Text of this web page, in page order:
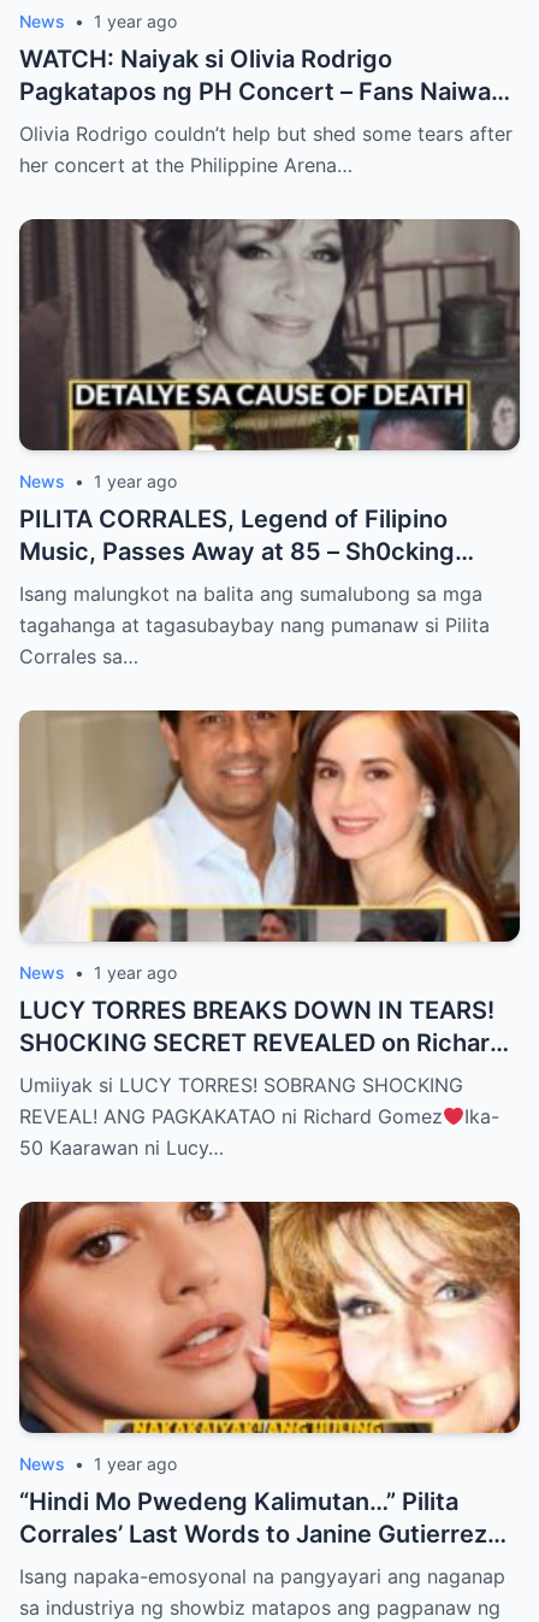
News • 1 year ago
WATCH: Naiyak si Olivia Rodrigo
Pagkatapos ng PH Concert – Fans Naiwan
sa Sh0ck ng Emosyonal na Video!
Olivia Rodrigo couldn’t help but shed some tears after
her concert at the Philippine Arena…
News • 1 year ago
PILITA CORRALES, Legend of Filipino
Music, Passes Away at 85 – Sh0cking
Cause of Death REVEALED!!
Isang malungkot na balita ang sumalubong sa mga
tagahanga at tagasubaybay nang pumanaw si Pilita
Corrales sa…
News • 1 year ago
LUCY TORRES BREAKS DOWN IN TEARS!
SH0CKING SECRET REVEALED on Richard
Gomez’s 50th Birthday – YOU WON’T
BELIEVE THE TRUTH! (WATCH THE
VIDEO!)
Umiiyak si LUCY TORRES! SOBRANG SHOCKING
REVEAL! ANG PAGKAKATAO ni Richard Gomez
Ika-
50 Kaarawan ni Lucy…
News • 1 year ago
“Hindi Mo Pwedeng Kalimutan…” Pilita
Corrales’ Last Words to Janine Gutierrez
Will Make You Cry!
Isang napaka-emosyonal na pangyayari ang naganap
sa industriya ng showbiz matapos ang pagpanaw ng